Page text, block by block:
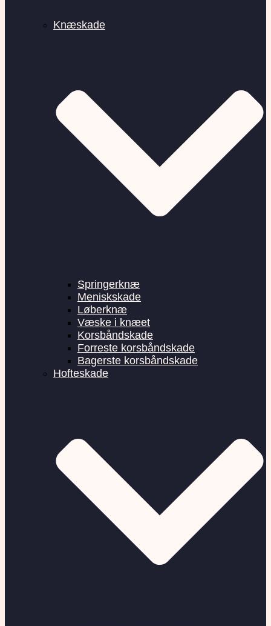
Knæskade
Springerknæ
Meniskskade
Løberknæ
Væske i knæet
Korsbåndskade
Forreste korsbåndskade
Bagerste korsbåndskade
Hofteskade